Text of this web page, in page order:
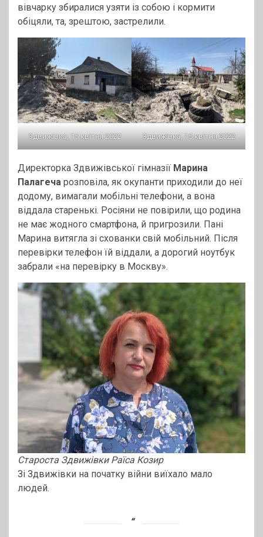
вівчарку збиралися узяти із собою і кормити
обіцяли, та, зрештою, застрелили.
Здвижівка, 15 квітня 2022 Здвижівка, 15 квітня 2022
Директорка Здвижівської гімназії Марина
Палагеча розповіла, як окупанти приходили до неї
додому, вимагали мобільні телефони, а вона
віддала старенькі. Росіяни не повірили, що родина
не має жодного смартфона, й пригрозили. Пані
Марина витягла зі схованки свій мобільний. Після
перевірки телефон їй віддали, а дорогий ноутбук
забрали «на перевірку в Москву».
Староста Здвижівки Раїса Козир
Зі Здвижівки на початку війни виїхало мало
людей.